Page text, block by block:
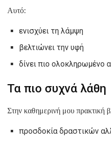
Αυτό:
ενισχύει τη λάμψη
βελτιώνει την υφή
δίνει πιο ολοκληρωμένο
Τα πιο συχνά λάθη
Στην καθημερινή μου πρακτική
προσδοκία δραστικών